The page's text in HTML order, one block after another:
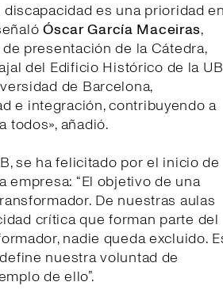
es una prioridad en
Óscar García Maceiras,
presentación de la Cátedra,
del Edificio Histórico de la
de Barcelona,
e integración, contribuyendo a
todos», añadió.
se ha felicitado por el inicio de
“El objetivo de una
De nuestras aulas
crítica que forman parte del
nadie queda excluido.
nuestra voluntad de
de ello”.